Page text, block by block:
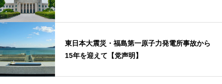
東日本大震災・福島第一原子力発電所事故から
15年を迎えて【党声明】